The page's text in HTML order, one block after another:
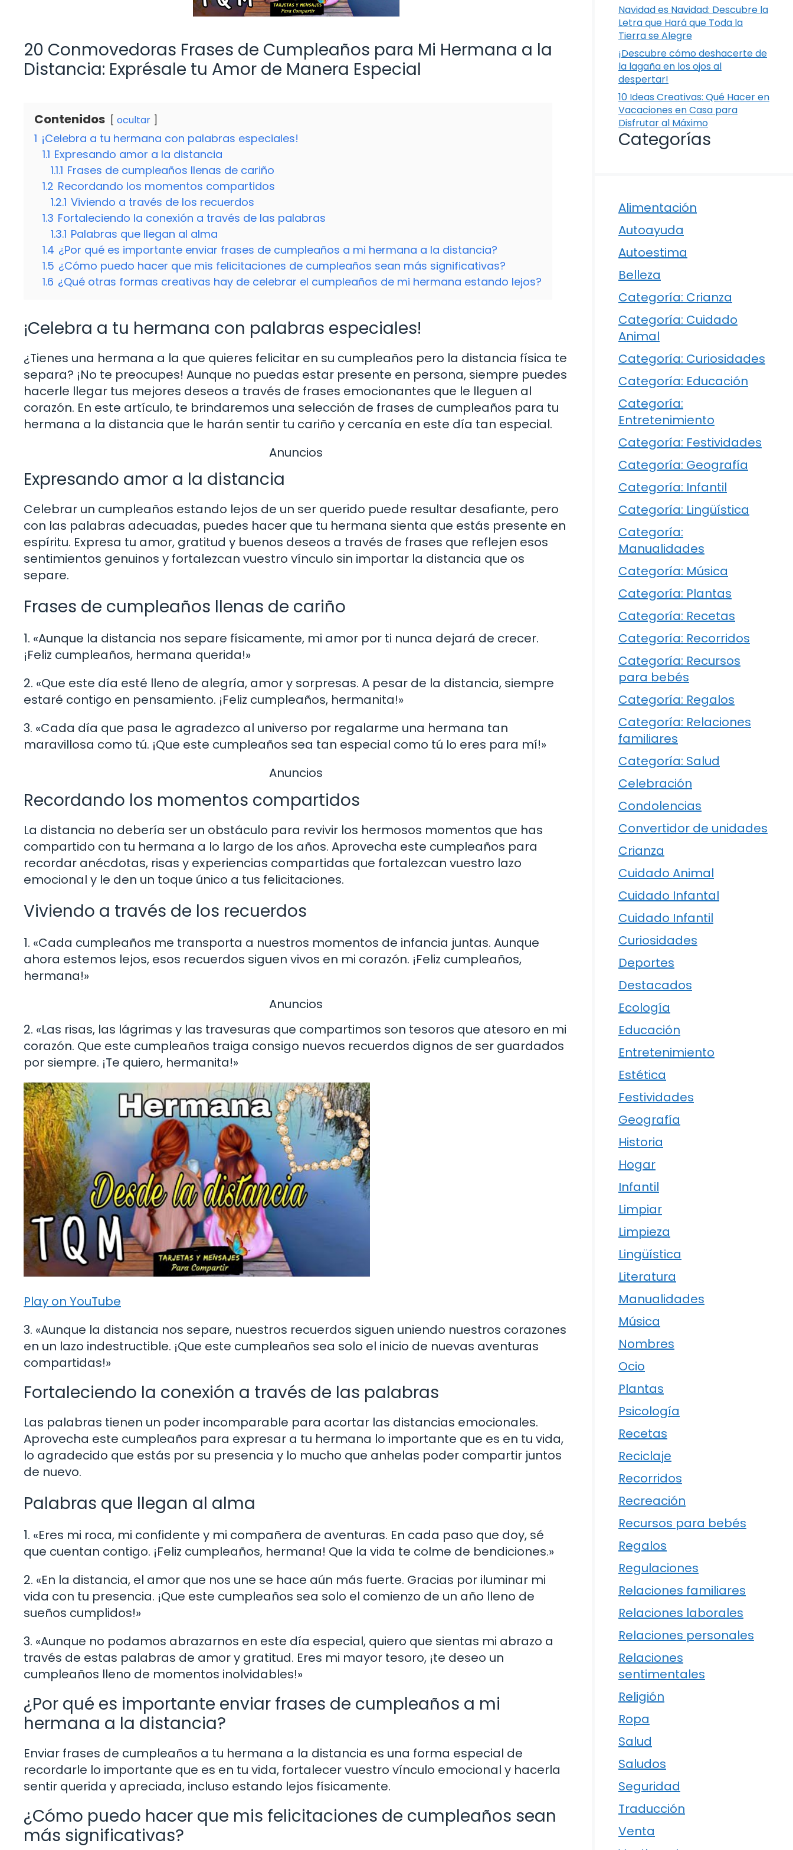
20 Conmovedoras Frases de Cumpleaños para Mi Hermana a la
Distancia: Exprésale tu Amor de Manera Especial
Contenidos ocultar
1 ¡Celebra a tu hermana con palabras especiales!
1.1 Expresando amor a la distancia
1.1.1 Frases de cumpleaños llenas de cariño
1.2 Recordando los momentos compartidos
1.2.1 Viviendo a través de los recuerdos
1.3 Fortaleciendo la conexión a través de las palabras
1.3.1 Palabras que llegan al alma
1.4 ¿Por qué es importante enviar frases de cumpleaños a mi hermana a la distancia?
1.5 ¿Cómo puedo hacer que mis felicitaciones de cumpleaños sean más significativas?
1.6 ¿Qué otras formas creativas hay de celebrar el cumpleaños de mi hermana estando lejos?
¡Celebra a tu hermana con palabras especiales!
¿Tienes una hermana a la que quieres felicitar en su cumpleaños pero la distancia física te
separa? ¡No te preocupes! Aunque no puedas estar presente en persona, siempre puedes
hacerle llegar tus mejores deseos a través de frases emocionantes que le lleguen al
corazón. En este artículo, te brindaremos una selección de frases de cumpleaños para tu
hermana a la distancia que le harán sentir tu cariño y cercanía en este día tan especial.
Anuncios
Expresando amor a la distancia
Celebrar un cumpleaños estando lejos de un ser querido puede resultar desafiante, pero
con las palabras adecuadas, puedes hacer que tu hermana sienta que estás presente en
espíritu. Expresa tu amor, gratitud y buenos deseos a través de frases que reflejen esos
sentimientos genuinos y fortalezcan vuestro vínculo sin importar la distancia que os
separe.
Frases de cumpleaños llenas de cariño
1. «Aunque la distancia nos separe físicamente, mi amor por ti nunca dejará de crecer.
¡Feliz cumpleaños, hermana querida!»
2. «Que este día esté lleno de alegría, amor y sorpresas. A pesar de la distancia, siempre
estaré contigo en pensamiento. ¡Feliz cumpleaños, hermanita!»
3. «Cada día que pasa le agradezco al universo por regalarme una hermana tan
maravillosa como tú. ¡Que este cumpleaños sea tan especial como tú lo eres para mí!»
Anuncios
Recordando los momentos compartidos
La distancia no debería ser un obstáculo para revivir los hermosos momentos que has
compartido con tu hermana a lo largo de los años. Aprovecha este cumpleaños para
recordar anécdotas, risas y experiencias compartidas que fortalezcan vuestro lazo
emocional y le den un toque único a tus felicitaciones.
Viviendo a través de los recuerdos
1. «Cada cumpleaños me transporta a nuestros momentos de infancia juntas. Aunque
ahora estemos lejos, esos recuerdos siguen vivos en mi corazón. ¡Feliz cumpleaños,
hermana!»
Anuncios
2. «Las risas, las lágrimas y las travesuras que compartimos son tesoros que atesoro en mi
corazón. Que este cumpleaños traiga consigo nuevos recuerdos dignos de ser guardados
por siempre. ¡Te quiero, hermanita!»
Play on YouTube
3. «Aunque la distancia nos separe, nuestros recuerdos siguen uniendo nuestros corazones
en un lazo indestructible. ¡Que este cumpleaños sea solo el inicio de nuevas aventuras
compartidas!»
Fortaleciendo la conexión a través de las palabras
Las palabras tienen un poder incomparable para acortar las distancias emocionales.
Aprovecha este cumpleaños para expresar a tu hermana lo importante que es en tu vida,
lo agradecido que estás por su presencia y lo mucho que anhelas poder compartir juntos
de nuevo.
Palabras que llegan al alma
1. «Eres mi roca, mi confidente y mi compañera de aventuras. En cada paso que doy, sé
que cuentan contigo. ¡Feliz cumpleaños, hermana! Que la vida te colme de bendiciones.»
2. «En la distancia, el amor que nos une se hace aún más fuerte. Gracias por iluminar mi
vida con tu presencia. ¡Que este cumpleaños sea solo el comienzo de un año lleno de
sueños cumplidos!»
3. «Aunque no podamos abrazarnos en este día especial, quiero que sientas mi abrazo a
través de estas palabras de amor y gratitud. Eres mi mayor tesoro, ¡te deseo un
cumpleaños lleno de momentos inolvidables!»
¿Por qué es importante enviar frases de cumpleaños a mi
hermana a la distancia?
Enviar frases de cumpleaños a tu hermana a la distancia es una forma especial de
recordarle lo importante que es en tu vida, fortalecer vuestro vínculo emocional y hacerla
sentir querida y apreciada, incluso estando lejos físicamente.
¿Cómo puedo hacer que mis felicitaciones de cumpleaños sean
más significativas?
Navidad es Navidad: Descubre la
Letra que Hará que Toda la
Tierra se Alegre
¡Descubre cómo deshacerte de
la lagaña en los ojos al
despertar!
10 Ideas Creativas: Qué Hacer en
Vacaciones en Casa para
Disfrutar al Máximo
Categorías
Alimentación
Autoayuda
Autoestima
Belleza
Categoría: Crianza
Categoría: Cuidado
Animal
Categoría: Curiosidades
Categoría: Educación
Categoría:
Entretenimiento
Categoría: Festividades
Categoría: Geografía
Categoría: Infantil
Categoría: Lingüística
Categoría:
Manualidades
Categoría: Música
Categoría: Plantas
Categoría: Recetas
Categoría: Recorridos
Categoría: Recursos
para bebés
Categoría: Regalos
Categoría: Relaciones
familiares
Categoría: Salud
Celebración
Condolencias
Convertidor de unidades
Crianza
Cuidado Animal
Cuidado Infantal
Cuidado Infantil
Curiosidades
Deportes
Destacados
Ecología
Educación
Entretenimiento
Estética
Festividades
Geografía
Historia
Hogar
Infantil
Limpiar
Limpieza
Lingüística
Literatura
Manualidades
Música
Nombres
Ocio
Plantas
Psicología
Recetas
Reciclaje
Recorridos
Recreación
Recursos para bebés
Regalos
Regulaciones
Relaciones familiares
Relaciones laborales
Relaciones personales
Relaciones
sentimentales
Religión
Ropa
Salud
Saludos
Seguridad
Traducción
Venta